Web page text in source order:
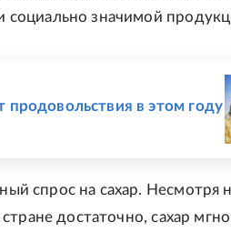
социально значимой
продовольствия в этом году
спрос на сахар. Несмотря
достаточно, сахар